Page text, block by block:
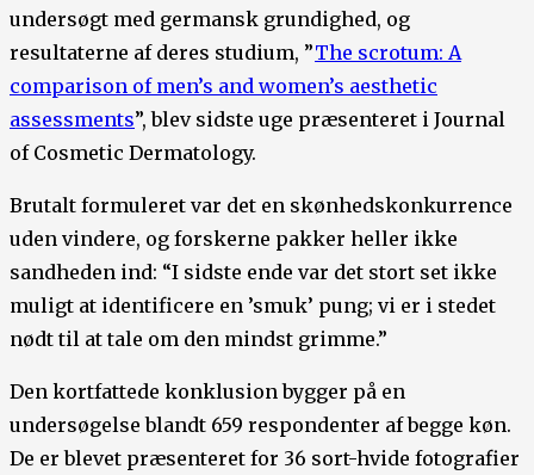
undersøgt med germansk grundighed, og
resultaterne af deres studium, ”The scrotum: A
comparison of men’s and women’s aesthetic
assessments”, blev sidste uge præsenteret i Journal
of Cosmetic Dermatology.
Brutalt formuleret var det en skønhedskonkurrence
uden vindere, og forskerne pakker heller ikke
sandheden ind: “I sidste ende var det stort set ikke
muligt at identificere en ’smuk’ pung; vi er i stedet
nødt til at tale om den mindst grimme.”
Den kortfattede konklusion bygger på en
undersøgelse blandt 659 respondenter af begge køn.
De er blevet præsenteret for 36 sort-hvide fotografier